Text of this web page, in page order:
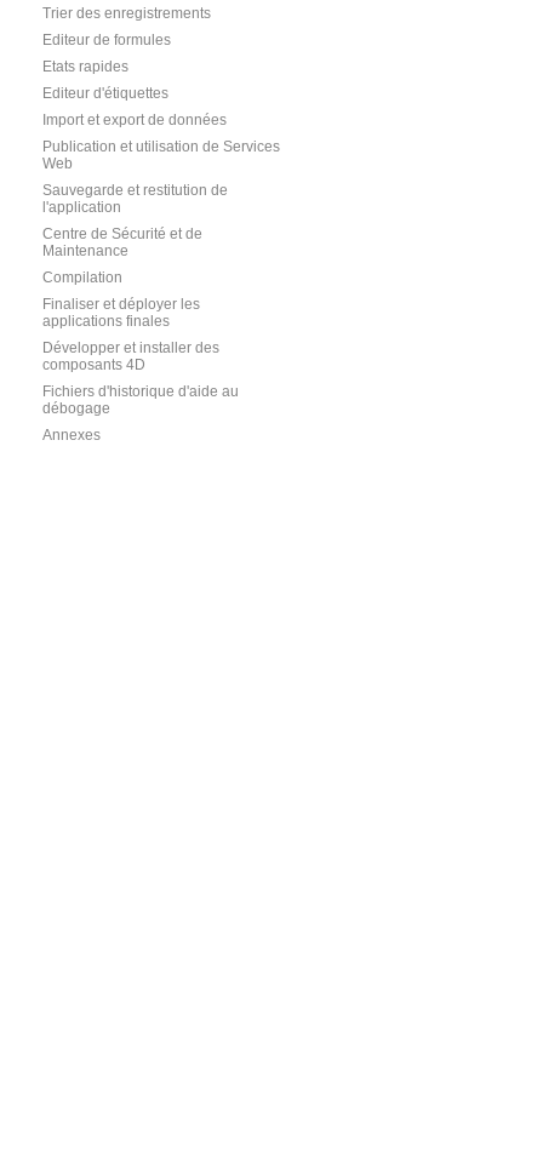
Trier des enregistrements
Editeur de formules
Etats rapides
Editeur d'étiquettes
Import et export de données
Publication et utilisation de Services
Web
Sauvegarde et restitution de
l'application
Centre de Sécurité et de
Maintenance
Compilation
Finaliser et déployer les
applications finales
Développer et installer des
composants 4D
Fichiers d'historique d'aide au
débogage
Annexes